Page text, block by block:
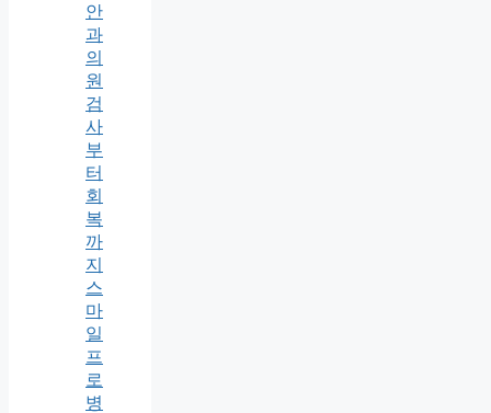
안
과
의
원
검
사
부
터
회
복
까
지
스
마
일
프
로
병